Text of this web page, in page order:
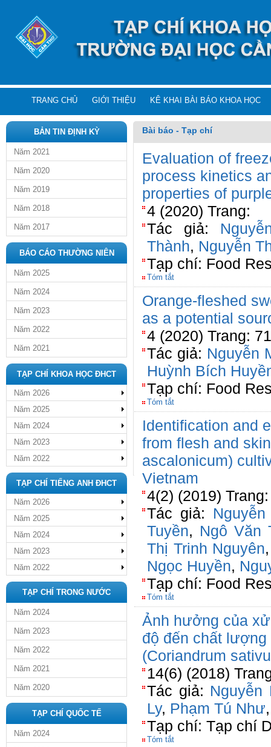
TRANG CHỦ GIỚI THIỆU KÊ KHAI BÀI BÁO KHOA HỌC
BẢN TIN ĐỊNH KỲ
Năm 2021
Năm 2020
Năm 2019
Năm 2018
Năm 2017
BÁO CÁO THƯỜNG NIÊN
Năm 2025
Năm 2024
Năm 2023
Năm 2022
Năm 2021
TẠP CHÍ KHOA HỌC ĐHCT
Năm 2026
Năm 2025
Năm 2024
Năm 2023
Năm 2022
TẠP CHÍ TIẾNG ANH ĐHCT
Năm 2026
Năm 2025
Năm 2024
Năm 2023
Năm 2022
TẠP CHÍ TRONG NƯỚC
Năm 2024
Năm 2023
Năm 2022
Năm 2021
Năm 2020
TẠP CHÍ QUỐC TẾ
Năm 2024
Bài báo - Tạp chí
Evaluation of
process kinetics
properties of
4 (2020) Trang:
Tác giả:
Thành, Nguyễn
Tạp chí: Food
Tóm tắt
Orange-fleshed
as a potential
4 (2020) Trang:
Tác giả: Nguyễn
Huỳnh Bích
Tạp chí: Food
Tóm tắt
Identification and
from flesh and
ascalonicum)
Vietnam
4(2) (2019) Trang:
Tác giả:
Tuyền, Ngô Văn
Thị Trinh Nguyên
Ngọc Huyền,
Tạp chí: Food
Tóm tắt
Ảnh hưởng của
độ đến chất
(Coriandrum
14(6) (2018)
Tác giả: Nguyễn
Ly, Phạm Tú Như
Tạp chí: Tạp chí
Tóm tắt